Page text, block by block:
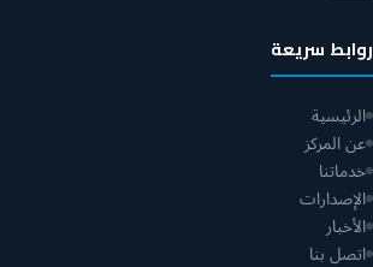
روابط سريعة
الرئيسية
عن المركز
خدماتنا
الإصدارات
الأخبار
اتصل بنا